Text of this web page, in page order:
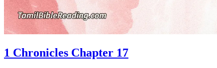
1 Chronicles Chapter 17